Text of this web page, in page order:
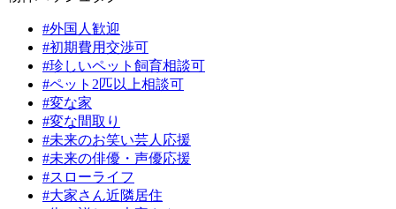
#外国人歓迎
#初期費用交渉可
#珍しいペット飼育相談可
#ペット2匹以上相談可
#変な家
#変な間取り
#未来のお笑い芸人応援
#未来の俳優・声優応援
#スローライフ
#大家さん近隣居住